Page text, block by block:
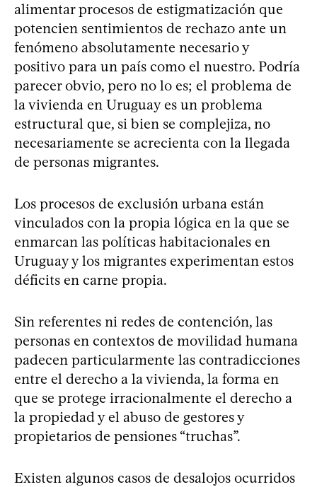
alimentar procesos de estigmatización que
potencien sentimientos de rechazo ante un
fenómeno absolutamente necesario y
positivo para un país como el nuestro. Podría
parecer obvio, pero no lo es; el problema de
la vivienda en Uruguay es un problema
estructural que, si bien se complejiza, no
necesariamente se acrecienta con la llegada
de personas migrantes.
Los procesos de exclusión urbana están
vinculados con la propia lógica en la que se
enmarcan las políticas habitacionales en
Uruguay y los migrantes experimentan estos
déficits en carne propia.
Sin referentes ni redes de contención, las
personas en contextos de movilidad humana
padecen particularmente las contradicciones
entre el derecho a la vivienda, la forma en
que se protege irracionalmente el derecho a
la propiedad y el abuso de gestores y
propietarios de pensiones “truchas”.
Existen algunos casos de desalojos ocurridos